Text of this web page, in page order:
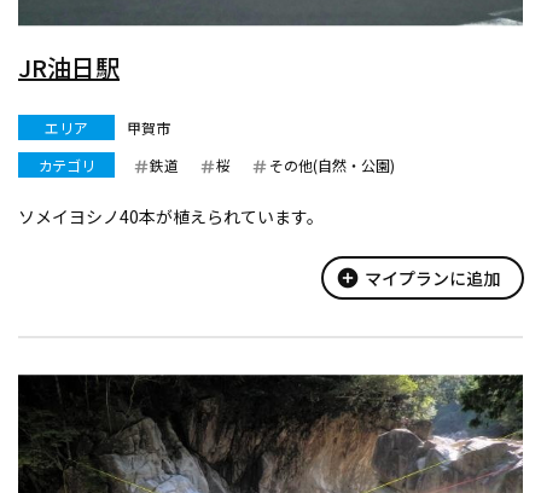
JR油日駅
エリア
甲賀市
カテゴリ
鉄道 桜 その他(自然・公園)
ソメイヨシノ40本が植えられています。
add_circle マイプランに追加